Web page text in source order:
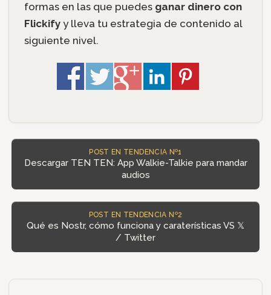
formas en las que puedes ganar dinero con
Flickifyy lleva tu estrategia de contenido al
siguiente nivel.
POST EN TENDENCIA Nº1
Descargar TEN TEN: App Walkie-Talkie para mandar
audios
POST EN TENDENCIA Nº2
Qué es Nostr, cómo funciona y caraterísticas VS 𝕏
/ Twitter